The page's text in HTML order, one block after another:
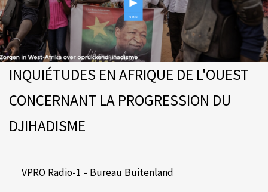
INQUIÉTUDES EN AFRIQUE DE L'OUEST
CONCERNANT LA PROGRESSION DU
DJIHADISME
VPRO Radio-1 - Bureau Buitenland